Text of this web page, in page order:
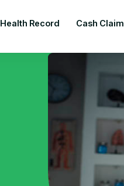
Health Record Cash Claim